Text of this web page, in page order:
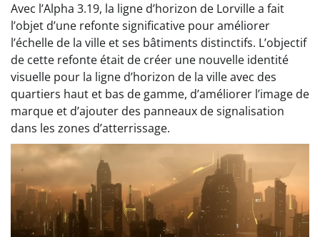
Avec l’Alpha 3.19, la ligne d’horizon de Lorville a fait
l’objet d’une refonte significative pour améliorer
l’échelle de la ville et ses bâtiments distinctifs. L’objectif
de cette refonte était de créer une nouvelle identité
visuelle pour la ligne d’horizon de la ville avec des
quartiers haut et bas de gamme, d’améliorer l’image de
marque et d’ajouter des panneaux de signalisation
dans les zones d’atterrissage.